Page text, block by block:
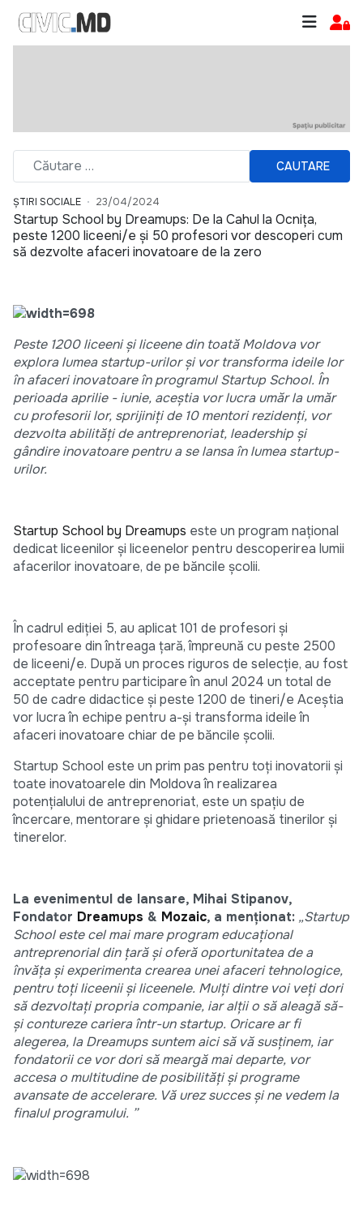
CAUTARE
ȘTIRI SOCIALE 23/04/2024
Startup School by Dreamups: De la Cahul la Ocnița,
peste 1200 liceeni/e și 50 profesori vor descoperi cum
să dezvolte afaceri inovatoare de la zero
Peste 1200 liceeni și liceene din toată Moldova vor
explora lumea startup-urilor și vor transforma ideile lor
în afaceri inovatoare în programul Startup School. În
perioada aprilie - iunie, aceștia vor lucra umăr la umăr
cu profesorii lor, sprijiniți de 10 mentori rezidenți, vor
dezvolta abilități de antreprenoriat, leadership și
gândire inovatoare pentru a se lansa în lumea startup-
urilor.
Startup School by Dreamups este un program național
dedicat liceenilor și liceenelor pentru descoperirea lumii
afacerilor inovatoare, de pe băncile școlii.
În cadrul ediției 5, au aplicat 101 de profesori și
profesoare din întreaga țară, împreună cu peste 2500
de liceeni/e. După un proces riguros de selecție, au fost
acceptate pentru participare în anul 2024 un total de
50 de cadre didactice și peste 1200 de tineri/e Aceștia
vor lucra în echipe pentru a-și transforma ideile în
afaceri inovatoare chiar de pe băncile școlii.
Startup School este un prim pas pentru toți inovatorii și
toate inovatoarele din Moldova în realizarea
potențialului de antreprenoriat, este un spațiu de
încercare, mentorare și ghidare prietenoasă tinerilor și
tinerelor.
La evenimentul de lansare, Mihai Stipanov,
Fondator Dreamups & Mozaic, a menționat: „Startup
School este cel mai mare program educațional
antreprenorial din țară și oferă oportunitatea de a
învăța și experimenta crearea unei afaceri tehnologice,
pentru toți liceenii și liceenele. Mulți dintre voi veți dori
să dezvoltați propria companie, iar alții o să aleagă să-
și contureze cariera într-un startup. Oricare ar fi
alegerea, la Dreamups suntem aici să vă susținem, iar
fondatorii ce vor dori să meargă mai departe, vor
accesa o multitudine de posibilități și programe
avansate de accelerare. Vă urez succes și ne vedem la
finalul programului. ”